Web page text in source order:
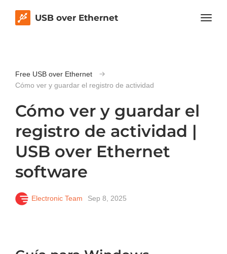
USB over Ethernet
Free USB over Ethernet
Cómo ver y guardar el registro de actividad
Cómo ver y guardar el
registro de actividad |
USB over Ethernet
software
Electronic Team Sep 8, 2025